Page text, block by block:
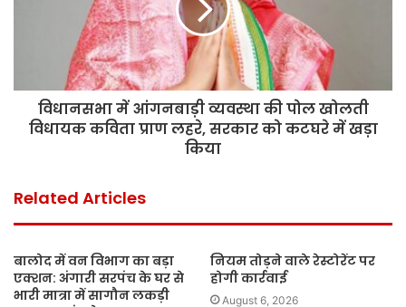
विधानसभा में आंगनबाड़ी व्यवस्था की पोल खोलती
विधायक कविता प्राण लहरे, सरकार को कटघरे में खड़ा
किया
Related Articles
बालोद में वन विभाग का बड़ा
एक्शन: अंगारी सरपंच के घर से
भारी मात्रा में सागौन लकड़ी
नियम तोड़ने वाले रेस्टोरेंट पर
होगी कार्रवाई
August 6, 2026